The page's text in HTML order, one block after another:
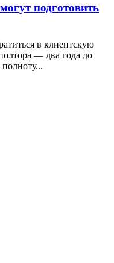
подготовить
в клиентскую
— два года до